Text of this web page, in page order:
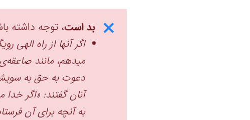
بد است، توجه داشته
اگر آنها از راه الهی
میدهم، مانند
دعوت به حق به
آنان گفتند: «اگر
به آنچه برای آن